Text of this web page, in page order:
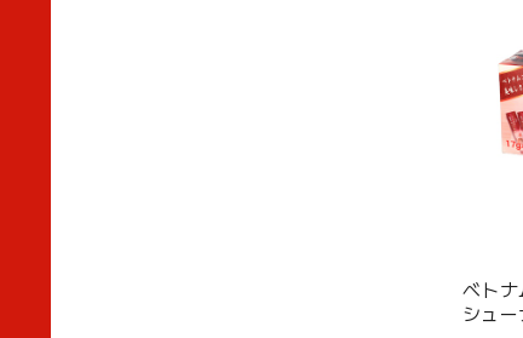
ベトナ
シュー